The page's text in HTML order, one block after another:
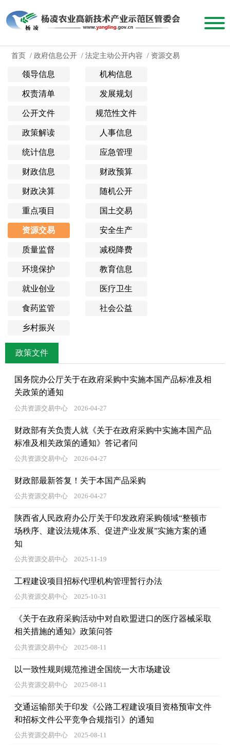
首页 / 政府信息公开 / 法定主动公开内容 / 资源交易
领导信息 机构信息
权责清单 发展规划
公开文件 规范性文件
政策解读 人事信息
统计信息 应急管理
财政信息 财政预算
财政决算 随机公开
重点项目 国土交易
资源交易 安全生产
质量监督 减税降费
环境保护 教育信息
就业创业 医疗卫生
食药监管 社会公益
乡村振兴
政策文件
国务院办公厅关于在政府采购中实施本国产品标准及相
关政策的通知
公共资源交易中心 2026-04-27
财政部有关负责人就《关于在政府采购中实施本国产品
标准及相关政策的通知》答记者问
公共资源交易中心 2026-04-27
财政部最新答复！关于本国产品采购
公共资源交易中心 2026-04-27
陕西省人民政府办公厅关于印发政府采购领域“整顿市
场秩序、建设法规体系、促进产业发展”实施方案的通
知
公共资源交易中心 2025-11-19
工程建设项目招标代理机构管理暂行办法
公共资源交易中心 2025-10-31
《关于在政府采购活动中对自欧盟进口的医疗器械采取
相关措施的通知》政策问答
公共资源交易中心 2025-08-11
以一致性规则规范推进全国统一大市场建设
公共资源交易中心 2025-08-11
交通运输部关于印发《公路工程建设项目资格预审文件
和招标文件公平竞争合规指引》的通知
公共资源交易中心 2025-08-11